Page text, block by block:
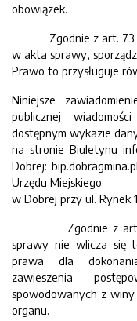
obowiązek.
Zgodnie z art. 73 K.
w akta sprawy,
Prawo to przysługuje
Niniejsze
publicznej
dostępnym wykazie
na stronie Biuletynu
Dobrej:
Urzędu Miejskiego
w Dobrej przy ul. Rynek
Zgodnie z art. 35
sprawy nie wlicza się
prawa dla
zawieszenia
spowodowanych z
organu.